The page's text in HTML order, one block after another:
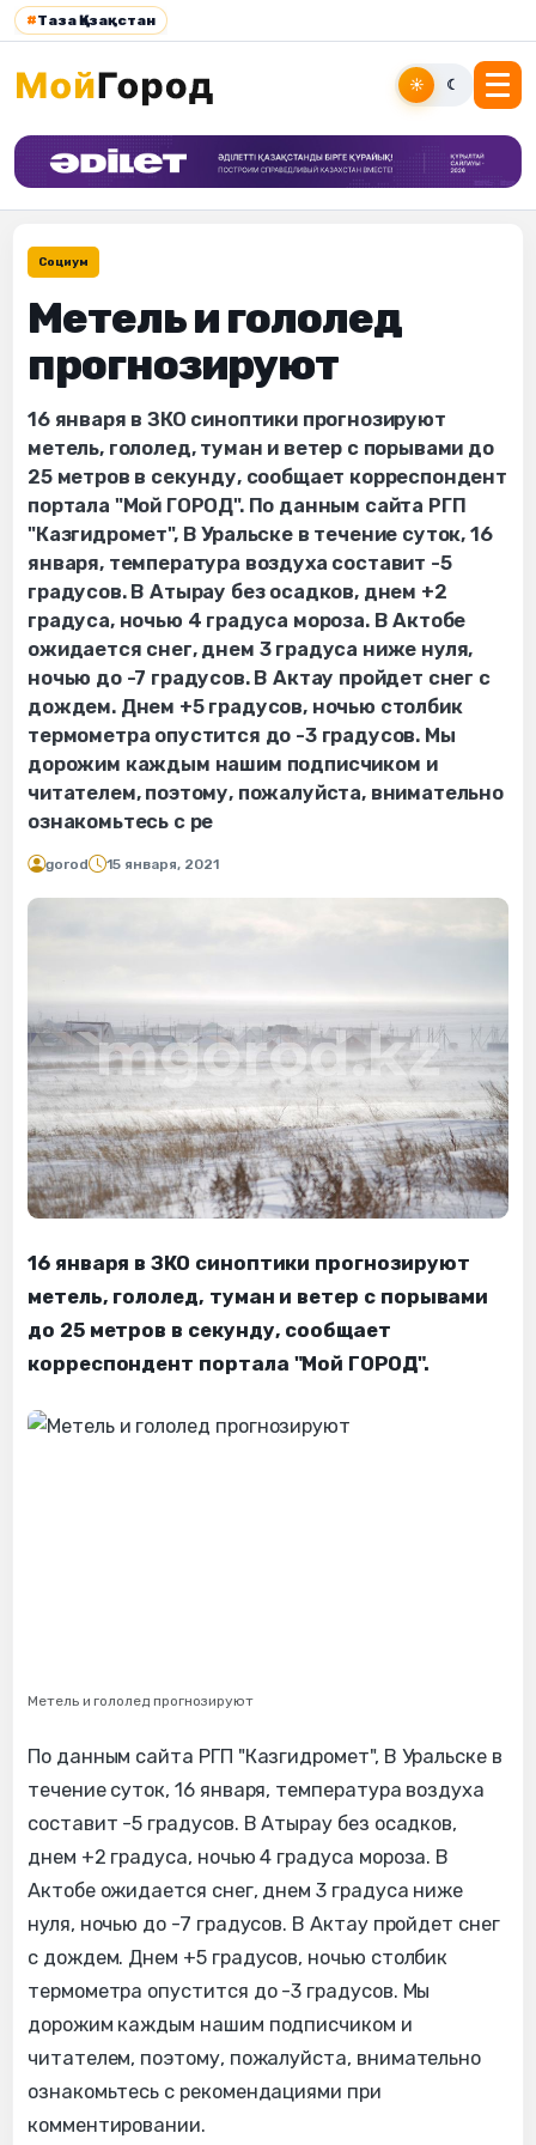
#Таза Қазақстан
☀ ☾
Социум
Метель и гололед
прогнозируют
16 января в ЗКО синоптики прогнозируют
метель, гололед, туман и ветер с порывами до
25 метров в секунду, сообщает корреспондент
портала "Мой ГОРОД". По данным сайта РГП
"Казгидромет", В Уральске в течение суток, 16
января, температура воздуха составит -5
градусов. В Атырау без осадков, днем +2
градуса, ночью 4 градуса мороза. В Актобе
ожидается снег, днем 3 градуса ниже нуля,
ночью до -7 градусов. В Актау пройдет снег с
дождем. Днем +5 градусов, ночью столбик
термометра опустится до -3 градусов. Мы
дорожим каждым нашим подписчиком и
читателем, поэтому, пожалуйста, внимательно
ознакомьтесь с ре
gorod 15 января, 2021
16 января в ЗКО синоптики прогнозируют
метель, гололед, туман и ветер с порывами
до 25 метров в секунду, сообщает
корреспондент портала "Мой ГОРОД".
Метель и гололед прогнозируют
По данным сайта РГП "Казгидромет", В Уральске в
течение суток, 16 января, температура воздуха
составит -5 градусов. В Атырау без осадков,
днем +2 градуса, ночью 4 градуса мороза. В
Актобе ожидается снег, днем 3 градуса ниже
нуля, ночью до -7 градусов. В Актау пройдет снег
с дождем. Днем +5 градусов, ночью столбик
термометра опустится до -3 градусов. Мы
дорожим каждым нашим подписчиком и
читателем, поэтому, пожалуйста, внимательно
ознакомьтесь с рекомендациями при
комментировании.